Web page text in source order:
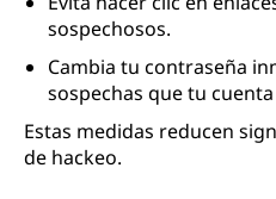
sospechosos.
Cambia tu contraseña
sospechas que tu
Estas medidas reducen
de hackeo.